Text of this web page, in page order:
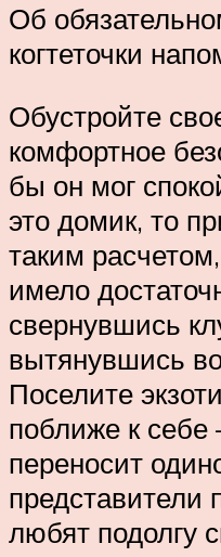
Об
когтеточки
Обустройте
комфортное
бы он мог
это домик, то
таким
имело
свернувшись
вытянувшись
Поселите
поближе к себе
переносит
представители
любят подолгу